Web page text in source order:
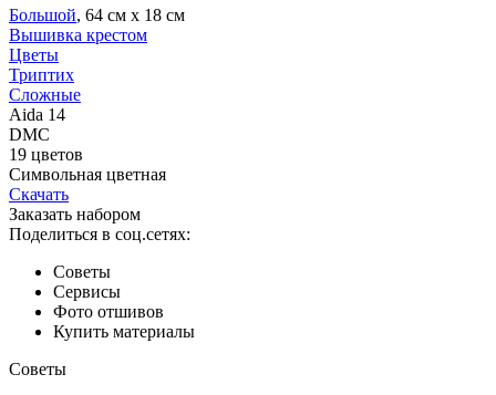
Большой, 64 см х 18 см
Вышивка крестом
Цветы
Триптих
Сложные
Aida 14
DMC
19 цветов
Символьная цветная
Скачать
Заказать набором
Поделиться в соц.сетях:
Советы
Сервисы
Фото отшивов
Купить материалы
Советы